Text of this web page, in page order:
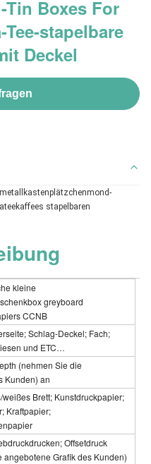
Tin Boxes For
stapelbare
Deckel
stapelbaren
kleine
greyboard
CCNB
Schlag-Deckel; Fach;
und ETC…
(nehmen Sie die
Kunden) an
Brett; Kunstdruckpapier;
Kraftpapier;
Offsetdruck
angebotene Grafik des Kunden)